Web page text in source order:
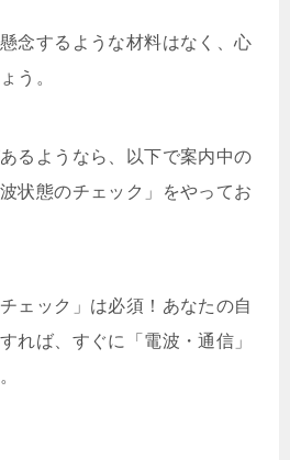
念するような材料はなく、心
う。
るようなら、以下で案内中の
状態のチェック」をやってお
ェック」は必須！あなたの自
れば、すぐに「電波・通信」